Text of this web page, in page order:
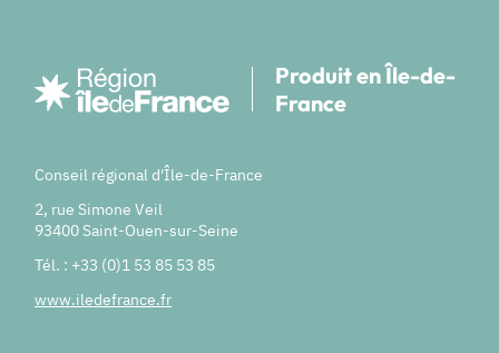
Produit en Île-de-
France
Conseil régional d'Île-de-France
2, rue Simone Veil
93400 Saint-Ouen-sur-Seine
Tél. : +33 (0)1 53 85 53 85
www.iledefrance.fr